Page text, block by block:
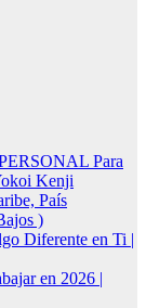
Para
Kenji
País
)
Diferente en Ti |
en 2026 |